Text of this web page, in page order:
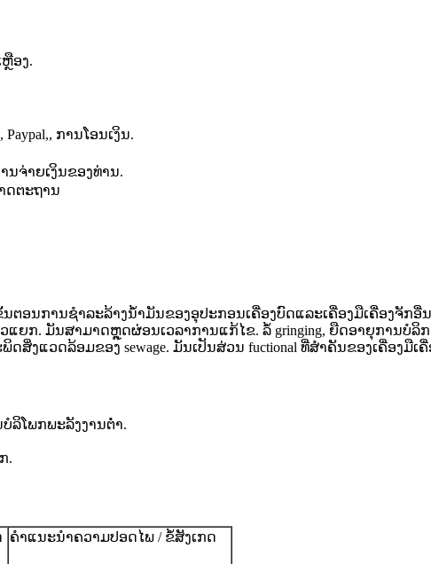
ອງ.
ການໂອນເງິນ.
ນຈ່າຍເງິນຂອງທ່ານ.
ດຕະຖານ
ຕອນການຊໍາລະລ້າງນ້ໍາມັນຂອງອຸປະກອນເຄື່ອງບົດແລະເຄື່ອງມືເຄື່ອງຈັກ
ຍກ. ມັນສາມາດຫຼຸດຜ່ອນເວລາການແກ້ໄຂ. ລໍ້ gringing, ຍືດອາຍຸການບໍລິ
ແວດລ້ອມຂອງ sewage. ມັນເປັນສ່ວນ fuctional ທີ່ສໍາຄັນຂອງເຄື່ອງມືເ
ລິ​ໂພກ​ພະ​ລັງ​ງານ​ຕ​່​ໍ​າ​.
.
ຄໍາ​ແນະ​ນໍາ​ຄວາມ​ປອດ​ໄພ / ຂໍ້​ສັງ​ເກດ​